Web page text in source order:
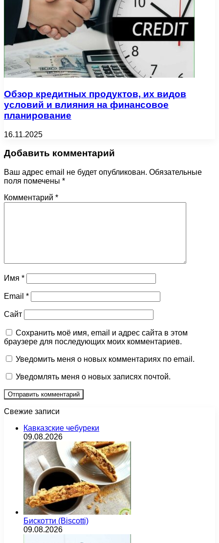
Обзор кредитных продуктов, их видов
условий и влияния на финансовое
планирование
16.11.2025
Добавить комментарий
Ваш адрес email не будет опубликован. Обязательные
поля помечены *
Комментарий *
Имя *
Email *
Сайт
Сохранить моё имя, email и адрес сайта в этом
браузере для последующих моих комментариев.
Уведомить меня о новых комментариях по email.
Уведомлять меня о новых записях почтой.
Свежие записи
Кавказские чебуреки
09.08.2026
Бискотти (Biscotti)
09.08.2026